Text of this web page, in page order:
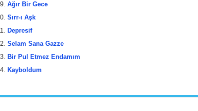
Ağır Bir Gece
Sırr-ı Aşk
Depresif
Selam Sana Gazze
Bir Pul Etmez Endamım
Kayboldum